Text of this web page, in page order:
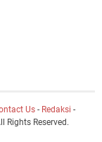
Us- Redaksi -
Rights Reserved.